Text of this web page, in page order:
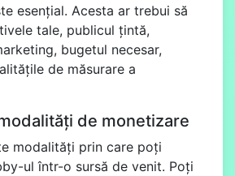
esențial. Acesta ar trebui să
tale, publicul țintă,
bugetul necesar,
de măsurare a
de monetizare
modalități prin care poți
ul într-o sursă de venit. Poți